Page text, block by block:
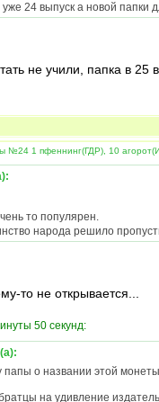
уже 24 выпуск а новой
не учили, папка в 25
№24 1 пфеннинг(ГДР), 10
то популярен.
народа решило
то не открывается...
50 секунд:
папы о названии этой
на удивление